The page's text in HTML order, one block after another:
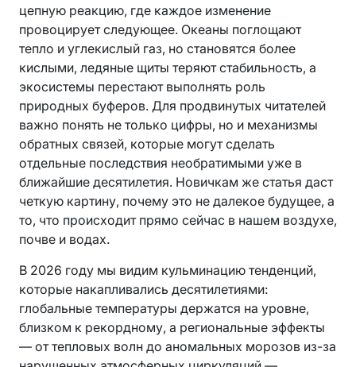
цепную реакцию, где каждое изменение
провоцирует следующее. Океаны поглощают
тепло и углекислый газ, но становятся более
кислыми, ледяные щиты теряют стабильность, а
экосистемы перестают выполнять роль
природных буферов. Для продвинутых читателей
важно понять не только цифры, но и механизмы
обратных связей, которые могут сделать
отдельные последствия необратимыми уже в
ближайшие десятилетия. Новичкам же статья даст
четкую картину, почему это не далекое будущее, а
то, что происходит прямо сейчас в нашем воздухе,
почве и водах.
В 2026 году мы видим кульминацию тенденций,
которые накапливались десятилетиями:
глобальные температуры держатся на уровне,
близком к рекордному, а региональные эффекты
— от тепловых волн до аномальных морозов из-за